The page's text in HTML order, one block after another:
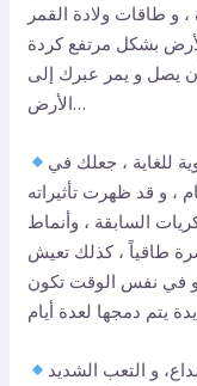
و طاقات ولادة القمر
بشكل مرتفع كردة
يصل و يمر عبرك إلى
الأرض…
للغاية ، جعلك في
، و قد ظهرت تأثيراته
السابقة ، وأنماط
طاقياً ، كذلك تعيش
و في نفس الوقت تكون
و التعب الشديد